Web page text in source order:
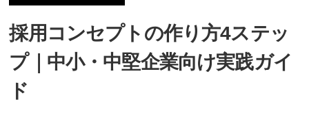
採用コンセプトの作り方4ステッ
プ｜中小・中堅企業向け実践ガイ
ド